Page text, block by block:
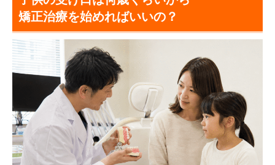
矯正治療を始めればいいの？